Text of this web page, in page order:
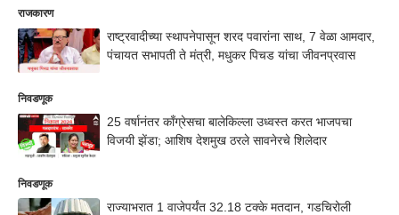
राजकारण
राष्ट्रवादीच्या स्थापनेपासून शरद पवारांना साथ, 7 वेळा आमदार,
पंचायत सभापती ते मंत्री, मधुकर पिचड यांचा जीवनप्रवास
निवडणूक
25 वर्षानंतर काँग्रेसचा बालेकिल्ला उध्वस्त करत भाजपचा
विजयी झेंडा; आशिष देशमुख ठरले सावनेरचे शिलेदार
निवडणूक
राज्याभरात 1 वाजेपर्यंत 32.18 टक्के मतदान, गडचिरोली